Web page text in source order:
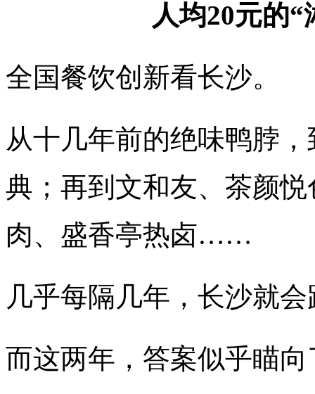
人均20元的
全国餐饮创新看长沙。
从十几年前的绝味鸭脖
典；再到文和友、茶颜
肉、盛香亭热卤……
几乎每隔几年，长沙就
而这两年，答案似乎瞄